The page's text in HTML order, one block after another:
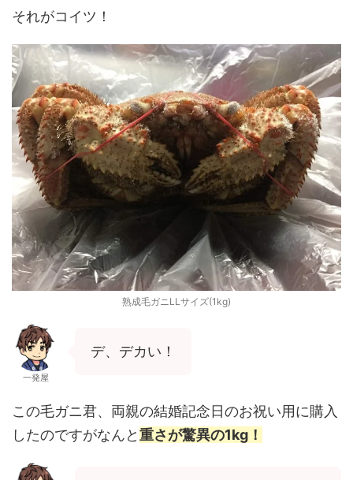
それがコイツ！
熟成毛ガニLLサイズ(1kg)
一発屋
デ、デカい！
この毛ガニ君、両親の結婚記念日のお祝い用に購入
したのですがなんと重さが驚異の1kg ！